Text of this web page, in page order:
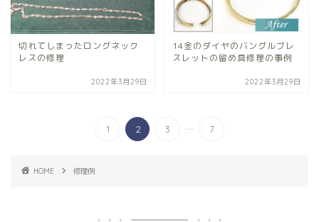
切れてしまったロングネック
レスの修理
2022年3月29日
14金のダイヤのバングルブレ
スレットの留め具修理の事例
2022年3月29日
1 2 3 ... 7
HOME 修理例